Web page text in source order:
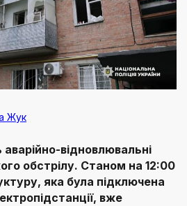
Жук
відновлювальні
обстрілу. Станом на 12:00
яка була підключена
вже